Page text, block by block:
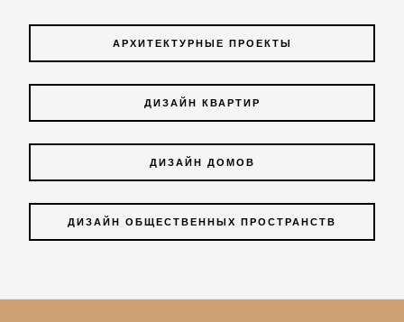
АРХИТЕКТУРНЫЕ ПРОЕКТЫ
ДИЗАЙН КВАРТИР
ДИЗАЙН ДОМОВ
ДИЗАЙН ОБЩЕСТВЕННЫХ ПРОСТРАНСТВ